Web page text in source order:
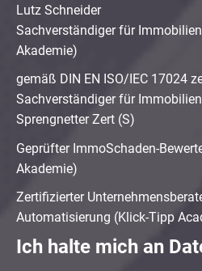
Lutz Schneider
Sachverständiger für
Akademie)
gemäß DIN EN ISO/IEC 17024
Sachverständiger für
Sprengnetter Zert (S)
Geprüfter ImmoSchaden-
Akademie)
Zertifizierter
Automatisierung (Klick-Tipp
Ich halte mich an